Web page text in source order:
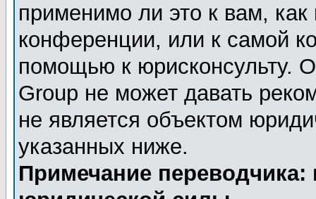
применимо ли это к вам,
конференции, или к самой
помощью к юрисконсульту.
Group не может давать
не является объектом
указанных ниже.
Примечание